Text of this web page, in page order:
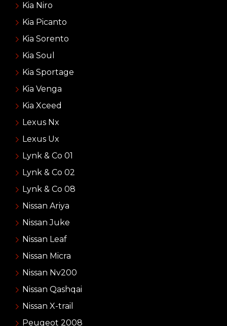
Kia Niro
Kia Picanto
Kia Sorento
Kia Soul
Kia Sportage
Kia Venga
Kia Xceed
Lexus Nx
Lexus Ux
Lynk & Co 01
Lynk & Co 02
Lynk & Co 08
Nissan Ariya
Nissan Juke
Nissan Leaf
Nissan Micra
Nissan Nv200
Nissan Qashqai
Nissan X-trail
Peugeot 2008